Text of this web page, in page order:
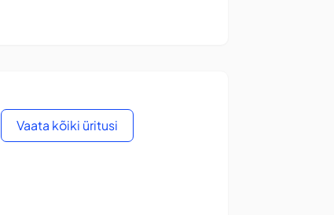
Vaata kõiki üritusi